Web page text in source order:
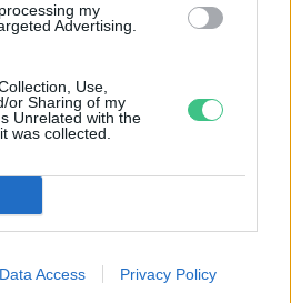
my
Advertising.
Use,
or Sharing of my
Unrelated with the
was collected.
Data Access Privacy Policy
őrzője
hektár szántóföldön
a gazdálkodást –
készült hazánk
jövőjéről